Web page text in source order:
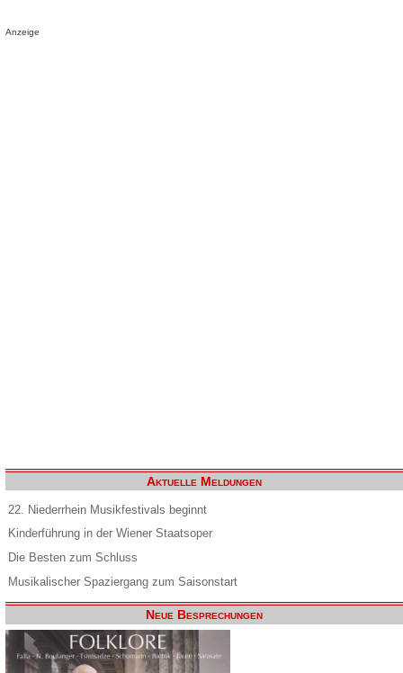
Anzeige
Aktuelle Meldungen
22. Niederrhein Musikfestivals beginnt
Kinderführung in der Wiener Staatsoper
Die Besten zum Schluss
Musikalischer Spaziergang zum Saisonstart
Neue Besprechungen